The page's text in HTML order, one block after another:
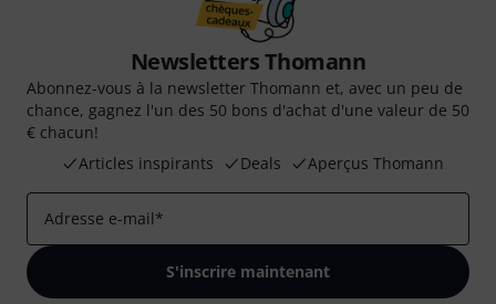
Newsletters Thomann
Abonnez-vous à la newsletter Thomann et, avec un peu de
chance, gagnez l'un des 50 bons d'achat d'une valeur de 50
€ chacun!
Articles inspirants
Deals Aperçus Thomann
Adresse e-mail*
S'inscrire maintenant